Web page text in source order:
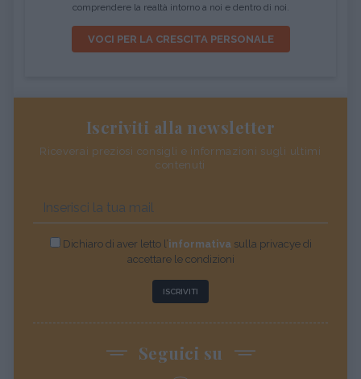
comprendere la realtà intorno a noi e dentro di noi.
VOCI PER LA CRESCITA PERSONALE
Iscriviti alla newsletter
Riceverai preziosi consigli e informazioni sugli ultimi
contenuti
Dichiaro di aver letto l’informativa sulla privacye di
accettare le condizioni
ISCRIVITI
Seguici su